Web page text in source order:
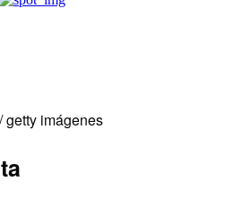
getty imágenes